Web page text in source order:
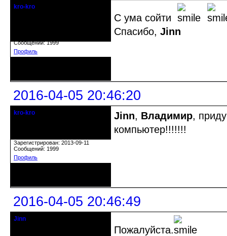
kro-kro
Сообщений: 1999
Профиль
С ума сойти
Спасибо, Jinn
2016-04-05 20:46:20
kro-kro
Зарегистрирован: 2013-09-11
Сообщений: 1999
Профиль
Jinn, Владимир,
компьютер!!!!!!!
2016-04-05 20:46:49
Jinn
Пожалуйста.